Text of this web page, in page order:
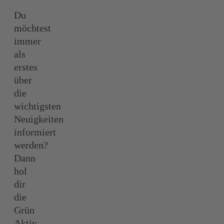
Du
möchtest
immer
als
erstes
über
die
wichtigsten
Neuigkeiten
informiert
werden?
Dann
hol
dir
die
Grün